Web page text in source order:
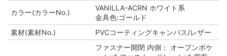
カラー(カラーNo.)
VANILLA-ACRN ホワイト系
金具色:ゴールド
素材(素材No.)
PVCコーティングキャンバス/レザー
ファスナー開閉 内側： オープンポケ